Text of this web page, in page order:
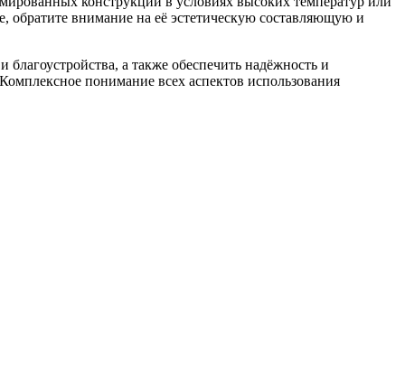
обратите внимание на её эстетическую составляющую и
а также обеспечить надёжность и
понимание всех аспектов использования